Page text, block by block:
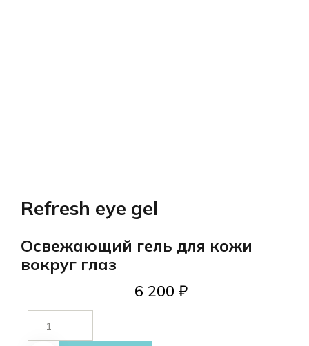
Refresh eye gel
Освежающий гель для кожи
вокруг глаз
6 200 ₽
Количество
товара